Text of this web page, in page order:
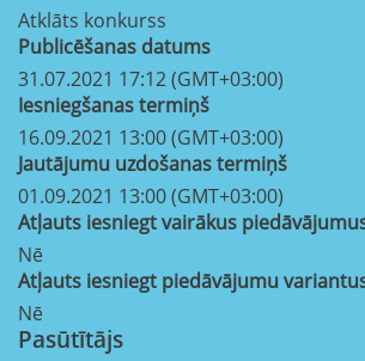
Atklāts konkurss
Publicēšanas datums
31.07.2021 17:12 (GMT+03:00)
Iesniegšanas termiņš
16.09.2021 13:00 (GMT+03:00)
Jautājumu uzdošanas termiņš
01.09.2021 13:00 (GMT+03:00)
Atļauts iesniegt vairākus
Nē
Atļauts iesniegt piedāvājumu
Nē
Pasūtītājs